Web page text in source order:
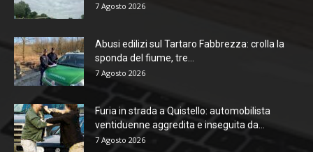
7 Agosto 2026
Abusi edilizi sul Tartaro Fabbrezza: crolla la
sponda del fiume, tre...
7 Agosto 2026
Furia in strada a Quistello: automobilista
ventiduenne aggredita e inseguita da...
7 Agosto 2026